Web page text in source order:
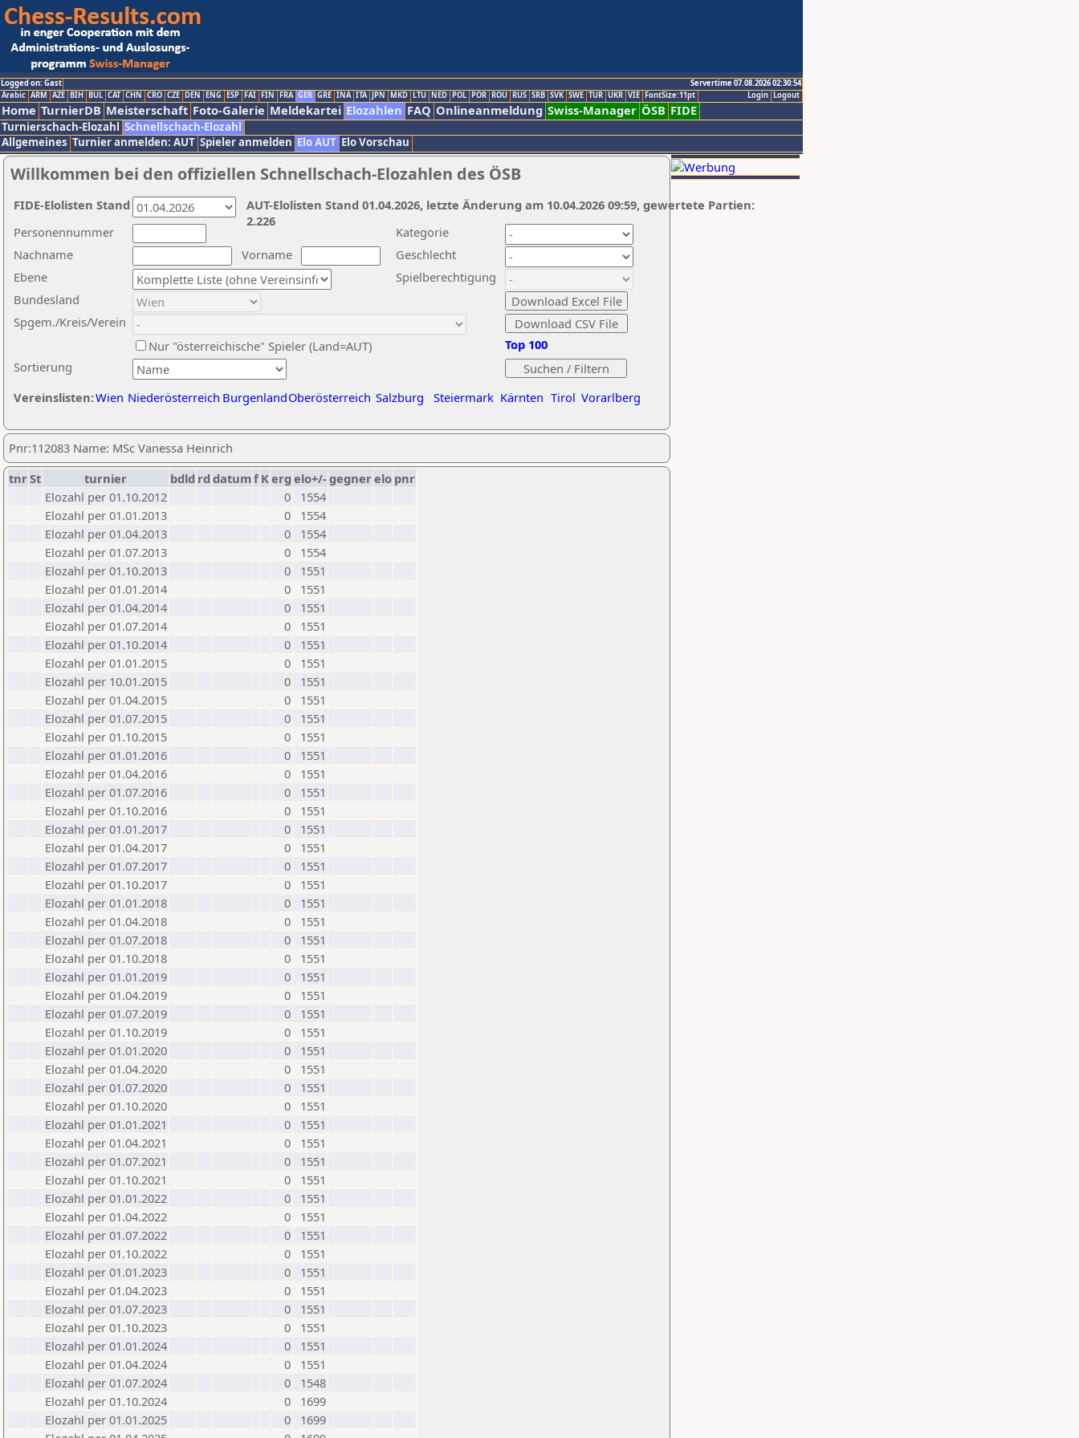
Logged on: Gast
Servertime 07.08.2026 02:30:54
Logout
Login
Arabic ARM AZE BIH BUL CAT CHN CRO CZE DEN ENG ESP FAI FIN FRA GER GRE INA ITA JPN MKD LTU NED POL POR ROU RUS SRB SVK SWE TUR UKR VIE FontSize:11pt
Home TurnierDB Meisterschaft Foto-Galerie Meldekartei Elozahlen FAQ Onlineanmeldung Swiss-Manager ÖSB FIDE
Turnierschach-Elozahl Schnellschach-Elozahl
Allgemeines Turnier anmelden: AUT Spieler anmelden Elo AUT Elo Vorschau
Willkommen bei den offiziellen Schnellschach-Elozahlen des ÖSB
Nachname
Vorname
Ebene
Kategorie
Sortierung
Personennummer
Bundesland
Spgem./Kreis/Verein
Geschlecht
Nur "österreichische" Spieler (Land=AUT)
Spielberechtigung
Vereinslisten:Wien Niederösterreich BurgenlandOberösterreich Salzburg Steiermark Kärnten Tirol Vorarlberg
Top 100
AUT-Elolisten Stand 01.04.2026, letzte Änderung am 10.04.2026 09:59, gewertete Partien:
2.226
FIDE-Elolisten Stand
Pnr:112083 Name: MSc Vanessa Heinrich
tnrSt turnier bdld rd datumf Kerg elo+/-gegnerelo pnr
Elozahl per 01.10.2012
0
1554
Elozahl per 01.01.2013
0
1554
Elozahl per 01.04.2013
0
1554
Elozahl per 01.07.2013
0
1554
Elozahl per 01.10.2013
0
1551
Elozahl per 01.01.2014
0
1551
Elozahl per 01.04.2014
0
1551
Elozahl per 01.07.2014
0
1551
Elozahl per 01.10.2014
0
1551
Elozahl per 01.01.2015
0
1551
Elozahl per 10.01.2015
0
1551
Elozahl per 01.04.2015
0
1551
Elozahl per 01.07.2015
0
1551
Elozahl per 01.10.2015
0
1551
Elozahl per 01.01.2016
0
1551
Elozahl per 01.04.2016
0
1551
Elozahl per 01.07.2016
0
1551
Elozahl per 01.10.2016
0
1551
Elozahl per 01.01.2017
0
1551
Elozahl per 01.04.2017
0
1551
Elozahl per 01.07.2017
0
1551
Elozahl per 01.10.2017
0
1551
Elozahl per 01.01.2018
0
1551
Elozahl per 01.04.2018
0
1551
Elozahl per 01.07.2018
0
1551
Elozahl per 01.10.2018
0
1551
Elozahl per 01.01.2019
0
1551
Elozahl per 01.04.2019
0
1551
Elozahl per 01.07.2019
0
1551
Elozahl per 01.10.2019
0
1551
Elozahl per 01.01.2020
0
1551
Elozahl per 01.04.2020
0
1551
Elozahl per 01.07.2020
0
1551
Elozahl per 01.10.2020
0
1551
Elozahl per 01.01.2021
0
1551
Elozahl per 01.04.2021
0
1551
Elozahl per 01.07.2021
0
1551
Elozahl per 01.10.2021
0
1551
Elozahl per 01.01.2022
0
1551
Elozahl per 01.04.2022
0
1551
Elozahl per 01.07.2022
0
1551
Elozahl per 01.10.2022
0
1551
Elozahl per 01.01.2023
0
1551
Elozahl per 01.04.2023
0
1551
Elozahl per 01.07.2023
0
1551
Elozahl per 01.10.2023
0
1551
Elozahl per 01.01.2024
0
1551
Elozahl per 01.04.2024
0
1551
Elozahl per 01.07.2024
0
1548
Elozahl per 01.10.2024
0
1699
Elozahl per 01.01.2025
0
1699